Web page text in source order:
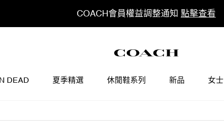
COACH會員權益調整通知 點擊查看
DEAD 夏季精選 休閒鞋系列 新品 女士